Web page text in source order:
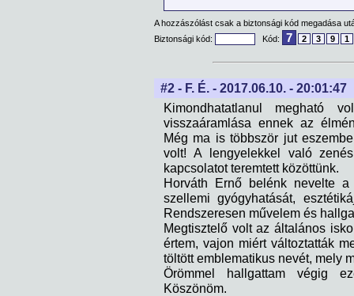
A hozzászólást csak a biztonsági kód megadása
Biztonsági kód:
Kód: 7 2 3 9 1
#2 - F. É. - 2017.06.10. - 20:01:47
Kimondhatatlanul megható
visszaáramlása ennek az
Még ma is többször jut
volt! A lengyelekkel való
kapcsolatot teremtett közöttünk.
Horváth Ernő belénk nevelte
szellemi gyógyhatását,
Rendszeresen művelem és
Megtisztelő volt az általános
értem, vajon miért változtatták
töltött emblematikus nevét, mely
Örömmel hallgattam végig
Köszönöm.